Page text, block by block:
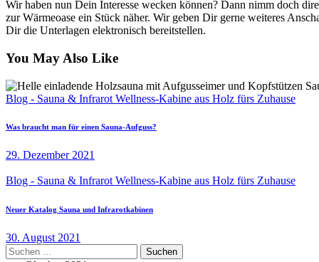
Wir haben nun Dein Interesse wecken können? Dann nimm doch
zur Wärmeoase ein Stück näher. Wir geben Dir gerne weiteres
Dir die Unterlagen elektronisch bereitstellen.
You May Also Like
Blog - Sauna & Infrarot Wellness-Kabine aus Holz fürs Zuhause
Was braucht man für einen Sauna-Aufguss?
29. Dezember 2021
Blog - Sauna & Infrarot Wellness-Kabine aus Holz fürs Zuhause
Neuer Katalog Sauna und Infrarotkabinen
30. August 2021
Suchen